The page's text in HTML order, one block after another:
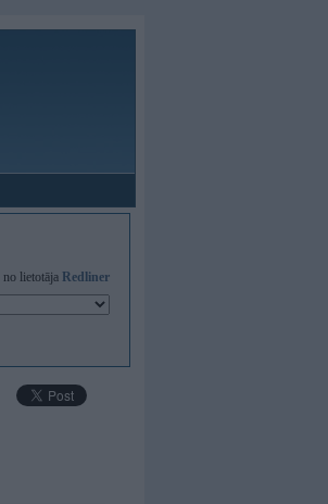
no lietotāja Redliner